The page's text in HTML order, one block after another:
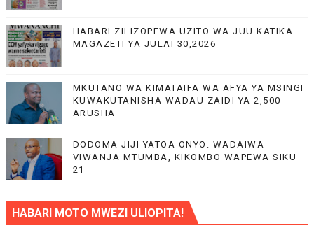
HABARI ZILIZOPEWA UZITO WA JUU KATIKA
MAGAZETI YA JULAI 30,2026
MKUTANO WA KIMATAIFA WA AFYA YA MSINGI
KUWAKUTANISHA WADAU ZAIDI YA 2,500
ARUSHA
DODOMA JIJI YATOA ONYO: WADAIWA
VIWANJA MTUMBA, KIKOMBO WAPEWA SIKU
21
HABARI MOTO MWEZI ULIOPITA!